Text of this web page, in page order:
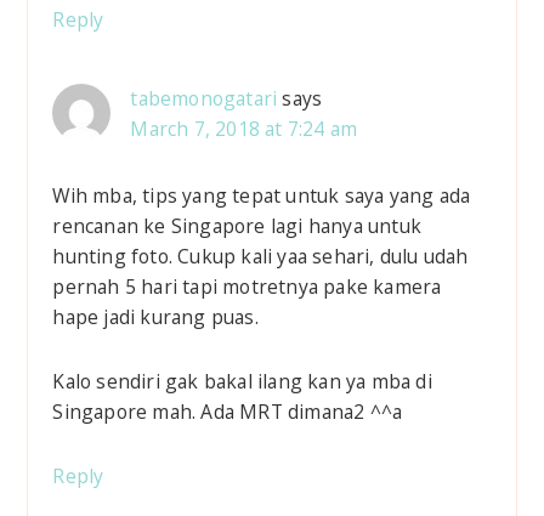
Reply
tabemonogatari says
March 7, 2018 at 7:24 am
Wih mba, tips yang tepat untuk saya yang ada
rencanan ke Singapore lagi hanya untuk
hunting foto. Cukup kali yaa sehari, dulu udah
pernah 5 hari tapi motretnya pake kamera
hape jadi kurang puas.
Kalo sendiri gak bakal ilang kan ya mba di
Singapore mah. Ada MRT dimana2 ^^a
Reply